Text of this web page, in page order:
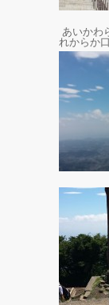
あいかわ
れからか